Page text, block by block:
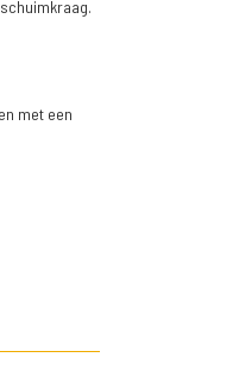
met een